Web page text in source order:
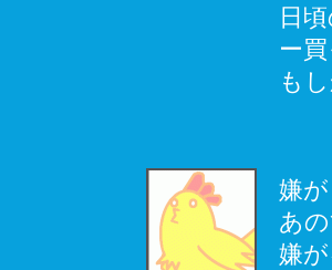
日
ー
も
嫌
あ
嫌